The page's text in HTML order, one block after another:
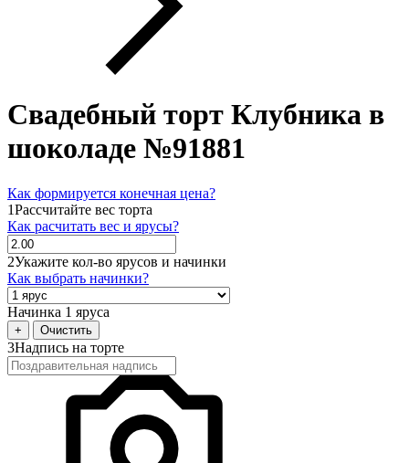
Свадебный торт Клубника в
шоколаде №91881
Как формируется конечная цена?
1Рассчитайте вес торта
Как расчитать вес и ярусы?
2Укажите кол-во ярусов и начинки
Как выбрать начинки?
Начинка 1 яруса
+ Очистить
3Надпись на торте